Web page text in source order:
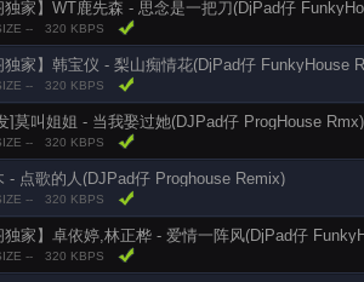
独家】WT鹿先森 - 思念是一把刀(DjPad仔
-- 320 KBPS
独家】韩宝仪 - 梨山痴情花(DjPad仔 FunkyHouse
-- 320 KBPS
]莫叫姐姐 - 当我娶过她(DJPad仔 ProgHouse
-- 320 KBPS
- 点歌的人(DJPad仔 Proghouse Remix)
-- 320 KBPS
-- 320 KBPS